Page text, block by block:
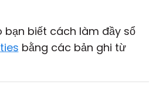
bạn biết cách làm đầy sổ
bằng các bản ghi từ